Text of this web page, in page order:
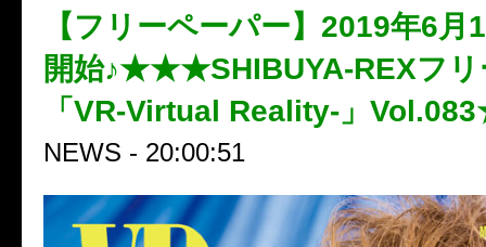
【フリーペーパー】2019年6月
開始♪★★★SHIBUYA-REXフリ
「VR-Virtual Reality-」
NEWS - 20:00:51